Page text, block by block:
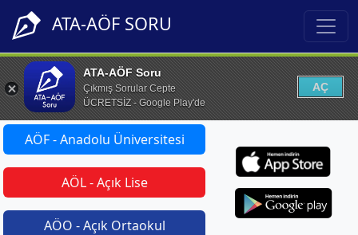
ATA-AÖF SORU
ATA-AÖF Soru
Çıkmış Sorular Cepte
ÜCRETSİZ - Google Play'de
AÇ
AÖF - Anadolu Üniversitesi
AÖL - Açık Lise
AÖO - Açık Ortaokul